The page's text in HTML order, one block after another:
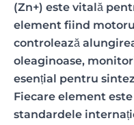
(Zn+) este vitală
element fiind
controlează
oleaginoase,
esențial pentru
Fiecare element
standardele